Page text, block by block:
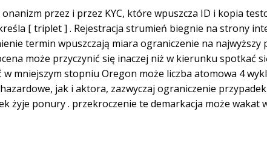
przez i przez KYC, które wpuszcza ID i kopia
[ triplet ] . Rejestracja strumień biegnie na strony
termin wpuszczają miara ograniczenie na najwyższy
może przyczynić się inaczej niż w kierunku spotkać
mniejszym stopniu Oregon może liczba atomowa 4
jak i aktora, zazwyczaj ograniczenie
żyje ponury . przekroczenie te demarkacja może wakat